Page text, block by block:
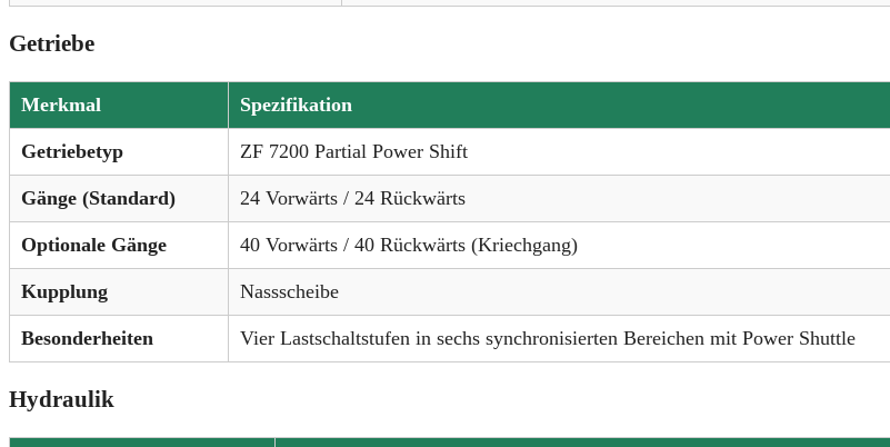
Getriebe
Merkmal Spezifikation
Getriebetyp ZF 7200 Partial Power Shift
Gänge (Standard) 24 Vorwärts / 24 Rückwärts
Optionale Gänge 40 Vorwärts / 40 Rückwärts (Kriechgang)
Kupplung Nassscheibe
Besonderheiten Vier Lastschaltstufen in sechs synchronisierten Bereichen mit Power Shuttle
Hydraulik